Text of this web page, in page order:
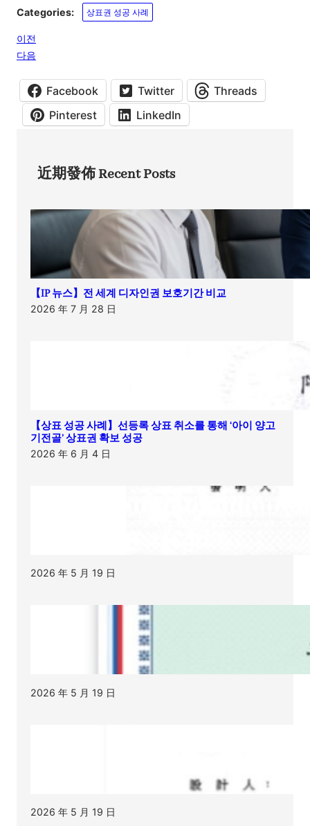
Categories: 상표권 성공 사례
이전
다음
Facebook Twitter
Threads
Pinterest
LinkedIn
近期發佈 Recent Posts
【IP 뉴스】전 세계 디자인권 보호기간 비교
2026 年 7 月 28 日
【상표 성공 사례】선등록 상표 취소를 통해 ‘아이 양고
기전골’ 상표권 확보 성공
2026 年 6 月 4 日
2026 年 5 月 19 日
2026 年 5 月 19 日
2026 年 5 月 19 日